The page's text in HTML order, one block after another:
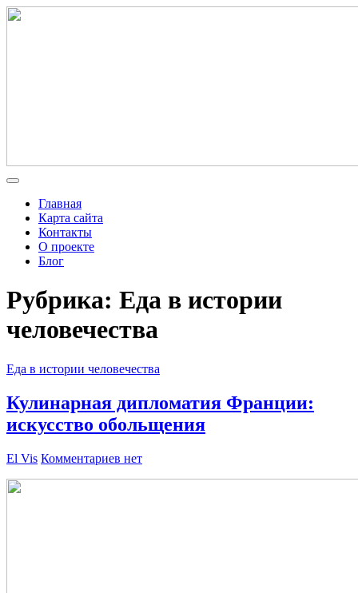
Главная
Карта сайта
Контакты
О проекте
Блог
Рубрика: Еда в истории
человечества
Еда в истории человечества
Кулинарная дипломатия Франции:
искусство обольщения
El Vis Комментариев нет